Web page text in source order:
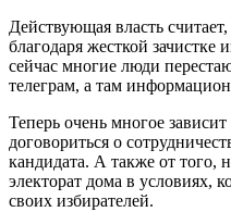
Действующая власть
благодаря жесткой
сейчас многие люди
телеграм, а там
Теперь очень многое
договориться о
кандидата. А также от того,
электорат дома в условиях,
своих избирателей.